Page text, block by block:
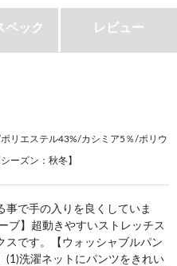
ペック レビュー
リエステル43%/カシミア5％/ポリウ
ーズン：秋冬】
事で手の入りを良くしていま
ブ】超動きやすいストレッチス
スです。【ウォッシャブルパン
(1)洗濯ネットにパンツをきれい